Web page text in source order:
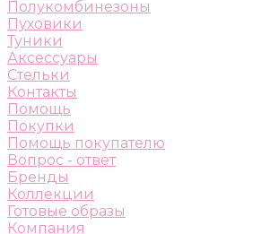
Полукомбинезоны
Пуховики
Туники
Аксессуары
Стельки
Контакты
Помощь
Покупки
Помощь покупателю
Вопрос - ответ
Бренды
Коллекции
Готовые образы
Компания